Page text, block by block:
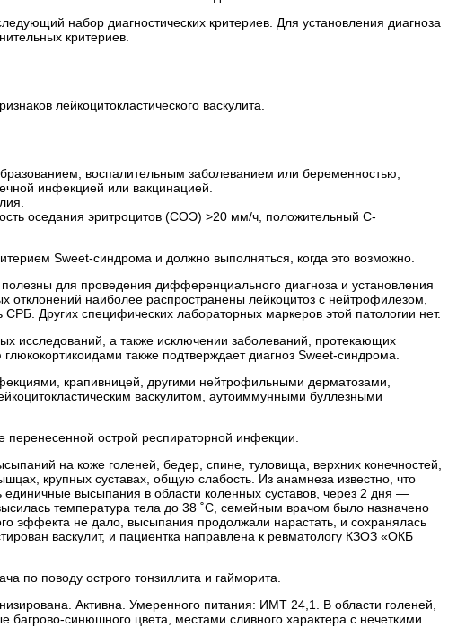
набор диагностических критериев. Для установления диагноза
критериев.
лейкоцитокластического васкулита.
воспалительным заболеванием или беременностью,
инфекцией или вакцинацией.
оседания эритроцитов (СОЭ) >20 мм/ч, положительный С-
Sweet-синдрома и должно выполняться, когда это возможно.
для проведения дифференциального диагноза и установления
наиболее распространены лейкоцитоз с нейтрофилезом,
Других специфических лабораторных маркеров этой патологии нет.
исследований, а также исключении заболеваний, протекающих
также подтверждает диагноз Sweet-синдрома.
крапивницей, другими нейтрофильными дерматозами,
васкулитом, аутоиммунными буллезными
острой респираторной инфекции.
на коже голеней, бедер, спине, туловища, верхних конечностей,
крупных суставах, общую слабость. Из анамнеза известно, что
высыпания в области коленных суставов, через 2 дня —
температура тела до 38 ˚С, семейным врачом было назначено
эффекта не дало, высыпания продолжали нарастать, и сохранялась
васкулит, и пациентка направлена к ревматологу КЗОЗ «ОКБ
по поводу острого тонзиллита и гайморита.
Активна. Умеренного питания: ИМТ 24,1. В области голеней,
­синюшного цвета, местами сливного характера с нечеткими